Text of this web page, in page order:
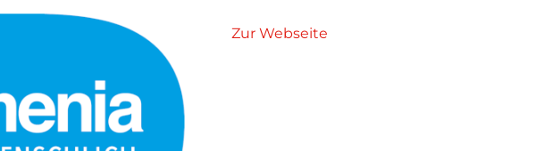
Zur Webseite